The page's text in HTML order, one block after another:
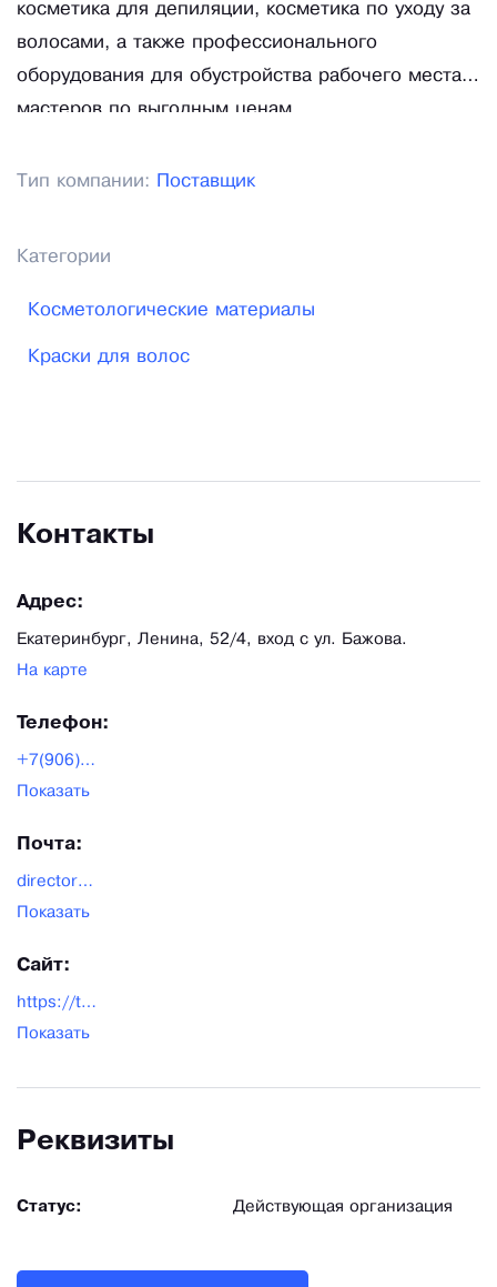
косметика для депиляции, косметика по уходу за
волосами, а также профессионального
оборудования для обустройства рабочего места
мастеров по выгодным ценам.
Тип компании: Поставщик
Категории
Косметологические материалы
Краски для волос
Контакты
Адрес:
Екатеринбург, Ленина, 52/4, вход с ул. Бажова.
На карте
Телефон:
+7(906)804-25-52
Показать
Почта:
director_info@tochka-krasoty.com
Показать
Сайт:
https://tochka-krasoty.com/
Показать
Реквизиты
Статус: Действующая организация